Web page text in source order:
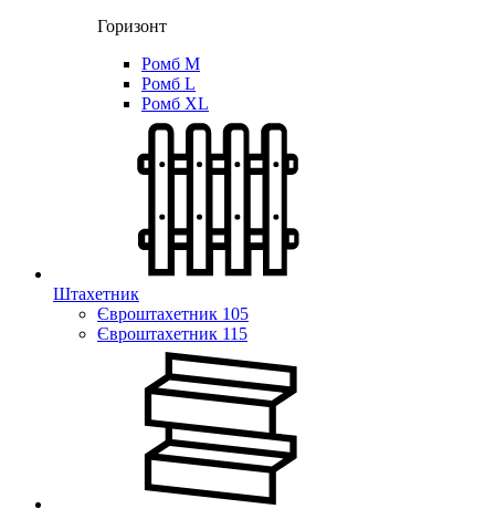
Горизонт
Ромб M
Ромб L
Ромб XL
Штахетник
Євроштахетник 105
Євроштахетник 115